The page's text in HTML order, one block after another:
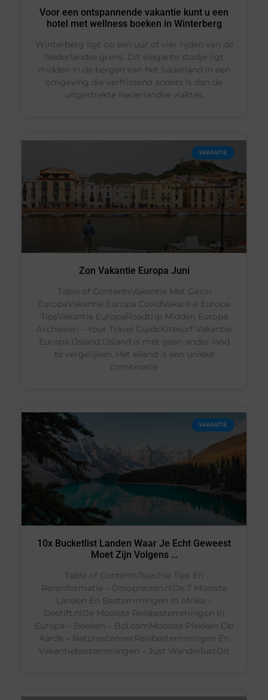
Voor een ontspannende vakantie kunt u een
hotel met wellness boeken in Winterberg
Winterberg ligt op een uur of vier rijden van de
Nederlandse grens. Dit elegante stadje ligt
midden in de bergen van het Sauerland in een
omgeving die verfrissend anders is dan de
uitgestrekte Nederlandse vlaktes.
VAKANTIE
Zon Vakantie Europa Juni
Table of ContentsVakantie Met Gezin
EuropaVakantie Europa CovidVakantie Europa
TipsVakantie EuropaRoadtrip Midden Europa
Archieven – Your Travel GuideKitesurf Vakantie
Europa IJsland IJsland is met geen ander land
te vergelijken. Het eiland is een unieke
combinatie
VAKANTIE
10x Bucketlist Landen Waar Je Echt Geweest
Moet Zijn Volgens …
Table of ContentsTsjechië Tips En
Reisinformatie – Dolopreizen.nlDe 7 Mooiste
Landen En Bestemmingen In Afrika –
Destift.nlDe Mooiste Reisbestemmingen In
Europa – Boeken – Bol.comMooiste Plekken Op
Aarde – NaturescannerReisbestemmingen En
Vakantiebestemmingen – Just WanderlustDit